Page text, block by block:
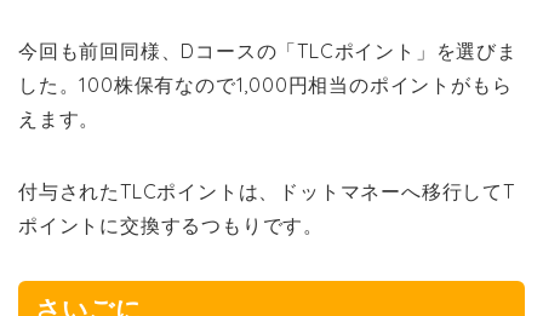
今回も前回同様、Dコースの「TLCポイント」を選びま
した。100株保有なので1,000円相当のポイントがもら
えます。
付与されたTLCポイントは、ドットマネーへ移行してT
ポイントに交換するつもりです。
さいごに